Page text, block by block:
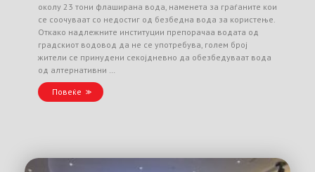
околу 23 тони флаширана вода, наменета за граѓаните кои
се соочуваат со недостиг од безбедна вода за користење.
Откако надлежните институции препорачаа водата од
градскиот водовод да не се употребува, голем број
жители се принудени секојдневно да обезбедуваат вода
од алтернативни …
Повеќе